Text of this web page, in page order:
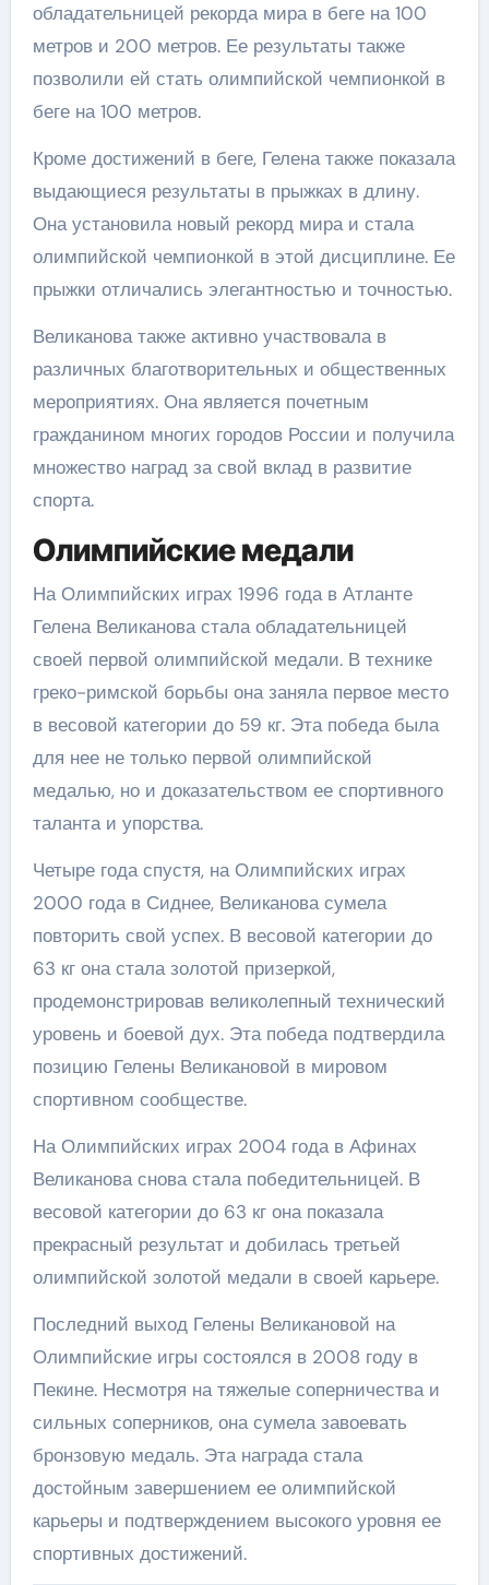
обладательницей рекорда мира в беге на 100
метров и 200 метров. Ее результаты также
позволили ей стать олимпийской чемпионкой в
беге на 100 метров.
Кроме достижений в беге, Гелена также показала
выдающиеся результаты в прыжках в длину.
Она установила новый рекорд мира и стала
олимпийской чемпионкой в этой дисциплине. Ее
прыжки отличались элегантностью и точностью.
Великанова также активно участвовала в
различных благотворительных и общественных
мероприятиях. Она является почетным
гражданином многих городов России и получила
множество наград за свой вклад в развитие
спорта.
Олимпийские медали
На Олимпийских играх 1996 года в Атланте
Гелена Великанова стала обладательницей
своей первой олимпийской медали. В технике
греко-римской борьбы она заняла первое место
в весовой категории до 59 кг. Эта победа была
для нее не только первой олимпийской
медалью, но и доказательством ее спортивного
таланта и упорства.
Четыре года спустя, на Олимпийских играх
2000 года в Сиднее, Великанова сумела
повторить свой успех. В весовой категории до
63 кг она стала золотой призеркой,
продемонстрировав великолепный технический
уровень и боевой дух. Эта победа подтвердила
позицию Гелены Великановой в мировом
спортивном сообществе.
На Олимпийских играх 2004 года в Афинах
Великанова снова стала победительницей. В
весовой категории до 63 кг она показала
прекрасный результат и добилась третьей
олимпийской золотой медали в своей карьере.
Последний выход Гелены Великановой на
Олимпийские игры состоялся в 2008 году в
Пекине. Несмотря на тяжелые соперничества и
сильных соперников, она сумела завоевать
бронзовую медаль. Эта награда стала
достойным завершением ее олимпийской
карьеры и подтверждением высокого уровня ее
спортивных достижений.